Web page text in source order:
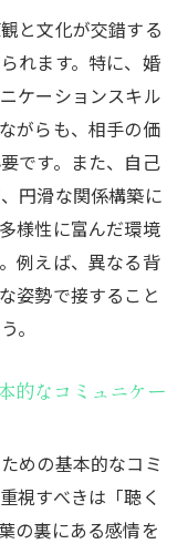
と文化が交錯する
れます。特に、婚
ケーションスキル
がらも、相手の価
です。また、自己
円滑な関係構築に
様性に富んだ環境
例えば、異なる背
姿勢で接すること
。
的なコミュニケー
めの基本的なコミ
視すべきは「聴く
の裏にある感情を